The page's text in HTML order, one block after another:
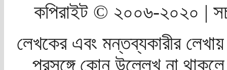
কপিরাইট © ২০০৬-২০২০ |
লেখকের এবং মন্তব্যকারীর
প্রসঙ্গে কোন উল্লেখ না